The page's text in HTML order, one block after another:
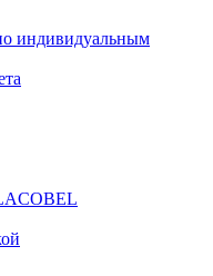
индивидуальным